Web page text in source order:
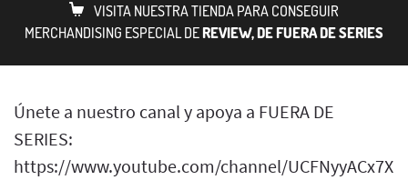
VISITA NUESTRA TIENDA PARA CONSEGUIR
MERCHANDISING ESPECIAL DEREVIEW, DE FUERA DE SERIES
Únete a nuestro canal y apoya a FUERA DE
SERIES:
https://www.youtube.com/channel/